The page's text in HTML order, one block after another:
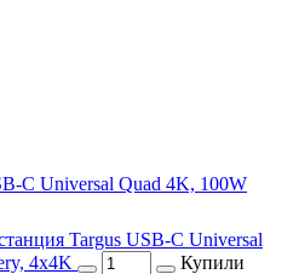
C Universal Quad 4K, 100W
Targus USB-C Universal
4x4K
Купили